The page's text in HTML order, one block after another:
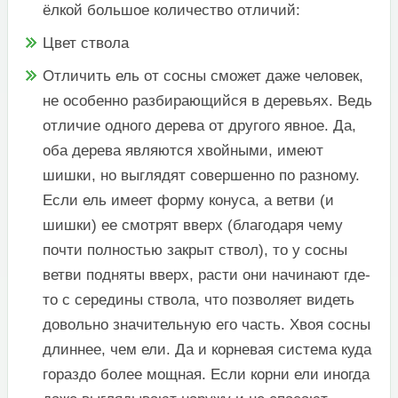
ёлкой большое количество отличий:​
​Цвет ствола​
​Отличить ель от сосны сможет даже человек,
не особенно разбирающийся в деревьях. Ведь
отличие одного дерева от другого явное. Да,
оба дерева являются хвойными, имеют
шишки, но выглядят совершенно по разному.
Если ель имеет форму конуса, а ветви (и
шишки) ее смотрят вверх (благодаря чему
почти полностью закрыт ствол), то у сосны
ветви подняты вверх, расти они начинают где-
то с середины ствола, что позволяет видеть
довольно значительную его часть. Хвоя сосны
длиннее, чем ели. Да и корневая система куда
гораздо более мощная. Если корни ели иногда